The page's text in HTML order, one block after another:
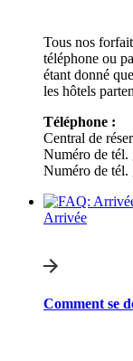
Tous nos
téléphone ou
étant donné
les hôtels
Téléphone :
Central de
Numéro de
Numéro de
Arrivée
Comment se